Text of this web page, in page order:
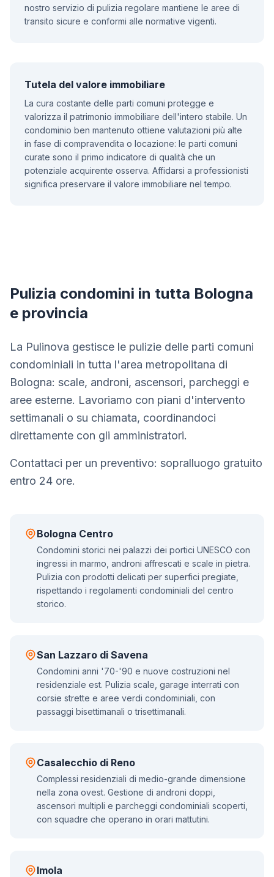
nostro servizio di pulizia regolare mantiene le aree di
transito sicure e conformi alle normative vigenti.
Tutela del valore immobiliare
La cura costante delle parti comuni protegge e
valorizza il patrimonio immobiliare dell'intero stabile. Un
condominio ben mantenuto ottiene valutazioni più alte
in fase di compravendita o locazione: le parti comuni
curate sono il primo indicatore di qualità che un
potenziale acquirente osserva. Affidarsi a professionisti
significa preservare il valore immobiliare nel tempo.
Pulizia condomini in tutta Bologna
e provincia
La Pulinova gestisce le pulizie delle parti comuni
condominiali in tutta l'area metropolitana di
Bologna: scale, androni, ascensori, parcheggi e
aree esterne. Lavoriamo con piani d'intervento
settimanali o su chiamata, coordinandoci
direttamente con gli amministratori.
Contattaci per un preventivo: sopralluogo gratuito
entro 24 ore.
Bologna Centro
Condomini storici nei palazzi dei portici UNESCO con
ingressi in marmo, androni affrescati e scale in pietra.
Pulizia con prodotti delicati per superfici pregiate,
rispettando i regolamenti condominiali del centro
storico.
San Lazzaro di Savena
Condomini anni '70-'90 e nuove costruzioni nel
residenziale est. Pulizia scale, garage interrati con
corsie strette e aree verdi condominiali, con
passaggi bisettimanali o trisettimanali.
Casalecchio di Reno
Complessi residenziali di medio-grande dimensione
nella zona ovest. Gestione di androni doppi,
ascensori multipli e parcheggi condominiali scoperti,
con squadre che operano in orari mattutini.
Imola